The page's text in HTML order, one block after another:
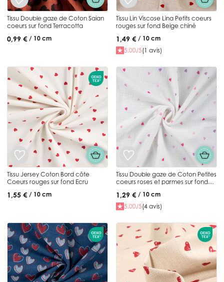
Tissu Double gaze de Coton Saian
coeurs sur fond Terracotta
0,99 € / 10 cm
Tissu Lin Viscose Lina Petits coeurs
rouges sur fond Beige chiné
1,49 € / 10 cm
5.00/5(1 avis)
Tissu Jersey Coton Bord côte
Coeurs rouges sur fond Ecru
1,55 € / 10 cm
Tissu Double gaze de Coton Petites
coeurs roses et parmes sur fond
1,29 € / 10 cm
5.00/5(4 avis)